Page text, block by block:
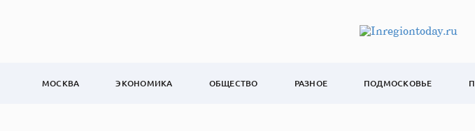
МОСКВА ЭКОНОМИКА ОБЩЕСТВО РАЗНОЕ ПОДМОСКОВЬЕ